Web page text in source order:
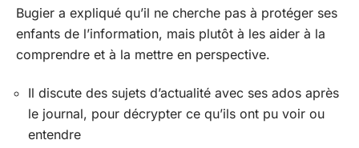
Bugier a expliqué qu’il ne cherche pas à protéger ses
enfants de l’information, mais plutôt à les aider à la
comprendre et à la mettre en perspective.
Il discute des sujets d’actualité avec ses ados après
le journal, pour décrypter ce qu’ils ont pu voir ou
entendre